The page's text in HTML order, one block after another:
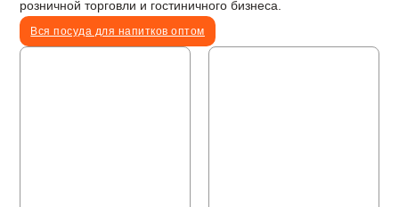
розничной торговли и гостиничного бизнеса.
Вся посуда для напитков оптом